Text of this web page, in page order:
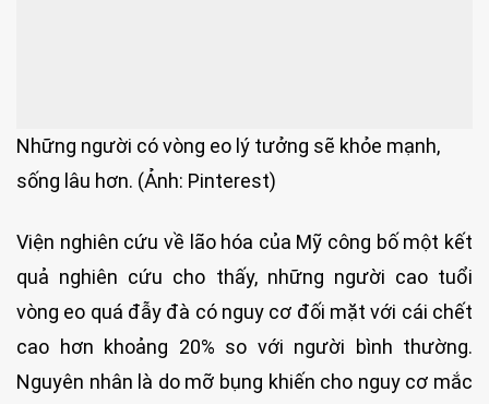
Những người có vòng eo lý tưởng sẽ khỏe mạnh,
sống lâu hơn. (Ảnh: Pinterest)
Viện nghiên cứu về lão hóa của Mỹ công bố một kết
quả nghiên cứu cho thấy, những người cao tuổi
vòng eo quá đẫy đà có nguy cơ đối mặt với cái chết
cao hơn khoảng 20% ​​so với người bình thường.
Nguyên nhân là do mỡ bụng khiến cho nguy cơ mắc